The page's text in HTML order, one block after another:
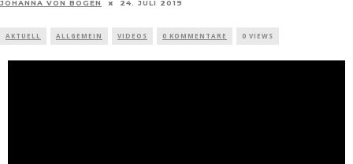
JOHANNA VON BOGEN 24. JULI 2019
AKTUELL ALLGEMEIN VIDEOS 0 KOMMENTARE 0 VIEWS